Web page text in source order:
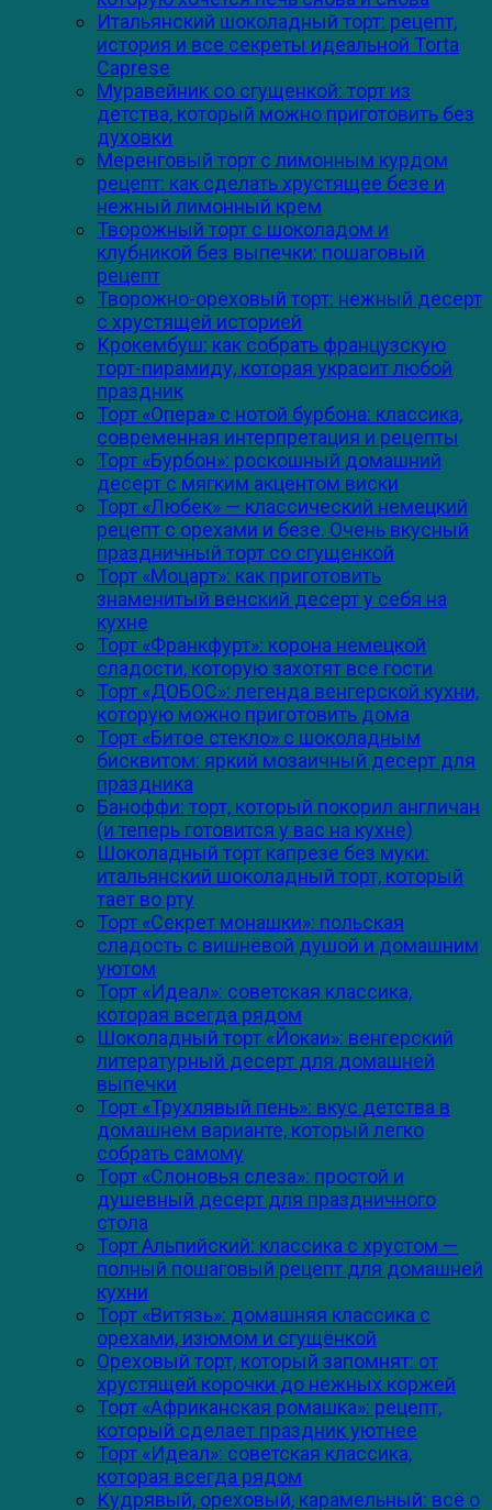
Итальянский шоколадный торт: рецепт,
история и все секреты идеальной Torta
Caprese
Муравейник со сгущенкой: торт из
детства, который можно приготовить без
духовки
Меренговый торт с лимонным курдом
рецепт: как сделать хрустящее безе и
нежный лимонный крем
Творожный торт с шоколадом и
клубникой без выпечки: пошаговый
рецепт
Творожно-ореховый торт: нежный десерт
с хрустящей историей
Крокембуш: как собрать французскую
торт-пирамиду, которая украсит любой
праздник
Торт «Опера» с нотой бурбона: классика,
современная интерпретация и рецепты
Торт «Бурбон»: роскошный домашний
десерт с мягким акцентом виски
Торт «Любек» — классический немецкий
рецепт с орехами и безе. Очень вкусный
праздничный торт со сгущенкой
Торт «Моцарт»: как приготовить
знаменитый венский десерт у себя на
кухне
Торт «Франкфурт»: корона немецкой
сладости, которую захотят все гости
Торт «ДОБОС»: легенда венгерской кухни,
которую можно приготовить дома
Торт «Битое стекло» с шоколадным
бисквитом: яркий мозаичный десерт для
праздника
Баноффи: торт, который покорил англичан
(и теперь готовится у вас на кухне)
Шоколадный торт капрезе без муки:
итальянский шоколадный торт, который
тает во рту
Торт «Секрет монашки»: польская
сладость с вишнёвой душой и домашним
уютом
Торт «Идеал»: советская классика,
которая всегда рядом
Шоколадный торт «Йокаи»: венгерский
литературный десерт для домашней
выпечки
Торт «Трухлявый пень»: вкус детства в
домашнем варианте, который легко
собрать самому
Торт «Слоновья слеза»: простой и
душевный десерт для праздничного
стола
Торт Альпийский: классика с хрустом —
полный пошаговый рецепт для домашней
кухни
Торт «Витязь»: домашняя классика с
орехами, изюмом и сгущёнкой
Ореховый торт, который запомнят: от
хрустящей корочки до нежных коржей
Торт «Африканская ромашка»: рецепт,
который сделает праздник уютнее
Торт «Идеал»: советская классика,
которая всегда рядом
Кудрявый, ореховый, карамельный: всё о